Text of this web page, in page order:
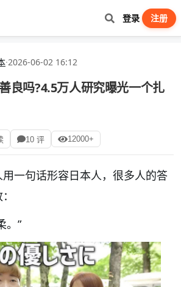
登录 注册
·2026-06-02 16:12
良吗?4.5万人研究曝光一个扎
10 评 12000+
一句话形容日本人，很多人的答
。”